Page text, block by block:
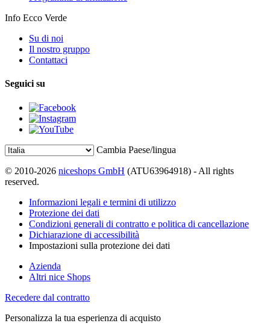
Info Ecco Verde
Su di noi
Il nostro gruppo
Contattaci
Seguici su
Cambia Paese/lingua
© 2010-2026 niceshops GmbH (ATU63964918) - All rights
reserved.
Informazioni legali e termini di utilizzo
Protezione dei dati
Condizioni generali di contratto e politica di cancellazione
Dichiarazione di accessibilità
Impostazioni sulla protezione dei dati
Azienda
Altri nice Shops
Recedere dal contratto
Personalizza la tua esperienza di acquisto